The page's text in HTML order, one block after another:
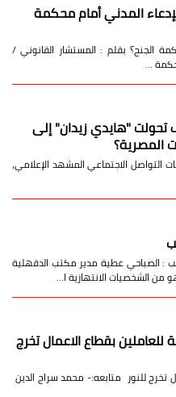
المدني أمام محكمة
الجنح؟ بقلم : المستشار القانوني /
…
تحولت "هايدي زيدان" إلى
المصرية؟
الاجتماعي المشهد الإعلامي،
عطية مدير مكتب الدقهلية
الشخصيات الانتهازية ا…
للعاملين بقطاع الاعمال تخرج
تخرج للنور متابعه:- محمد سراج الدين